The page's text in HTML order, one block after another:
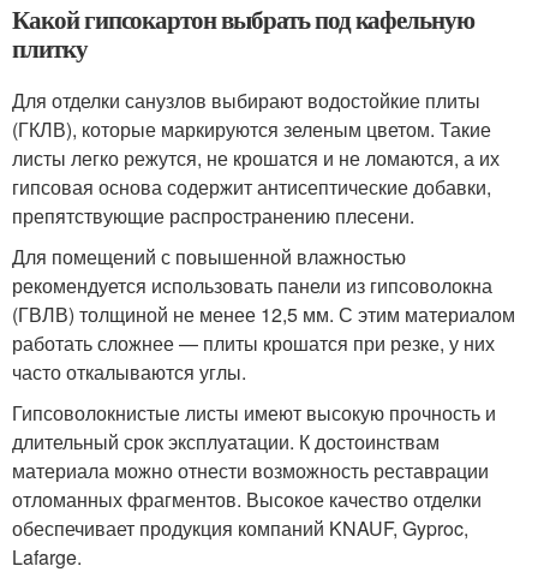
Какой гипсокартон выбрать под кафельную
плитку
Для отделки санузлов выбирают водостойкие плиты
(ГКЛВ), которые маркируются зеленым цветом. Такие
листы легко режутся, не крошатся и не ломаются, а их
гипсовая основа содержит антисептические добавки,
препятствующие распространению плесени.
Для помещений с повышенной влажностью
рекомендуется использовать панели из гипсоволокна
(ГВЛВ) толщиной не менее 12,5 мм. С этим материалом
работать сложнее — плиты крошатся при резке, у них
часто откалываются углы.
Гипсоволокнистые листы имеют высокую прочность и
длительный срок эксплуатации. К достоинствам
материала можно отнести возможность реставрации
отломанных фрагментов. Высокое качество отделки
обеспечивает продукция компаний KNAUF, Gyproc,
Lafarge.